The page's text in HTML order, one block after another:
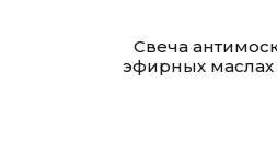
Свеча
эфирных маслах